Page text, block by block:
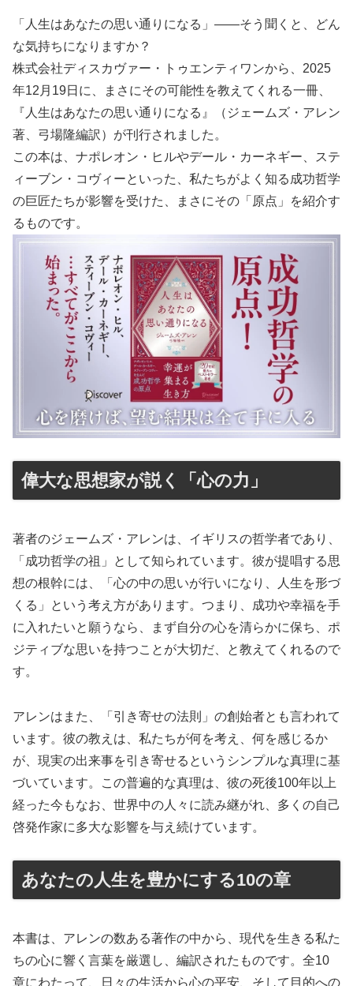
「人生はあなたの思い通りになる」——そう聞くと、どん
な気持ちになりますか？
株式会社ディスカヴァー・トゥエンティワンから、2025
年12月19日に、まさにその可能性を教えてくれる一冊、
『人生はあなたの思い通りになる』（ジェームズ・アレン
著、弓場隆編訳）が刊行されました。
この本は、ナポレオン・ヒルやデール・カーネギー、ステ
ィーブン・コヴィーといった、私たちがよく知る成功哲学
の巨匠たちが影響を受けた、まさにその「原点」を紹介す
るものです。
偉大な思想家が説く「心の力」
著者のジェームズ・アレンは、イギリスの哲学者であり、
「成功哲学の祖」として知られています。彼が提唱する思
想の根幹には、「心の中の思いが行いになり、人生を形づ
くる」という考え方があります。つまり、成功や幸福を手
に入れたいと願うなら、まず自分の心を清らかに保ち、ポ
ジティブな思いを持つことが大切だ、と教えてくれるので
す。
アレンはまた、「引き寄せの法則」の創始者とも言われて
います。彼の教えは、私たちが何を考え、何を感じるか
が、現実の出来事を引き寄せるというシンプルな真理に基
づいています。この普遍的な真理は、彼の死後100年以上
経った今もなお、世界中の人々に読み継がれ、多くの自己
啓発作家に多大な影響を与え続けています。
あなたの人生を豊かにする10の章
本書は、アレンの数ある著作の中から、現代を生きる私た
ちの心に響く言葉を厳選し、編訳されたものです。全10
章にわたって、日々の生活から心の平安、そして目的への